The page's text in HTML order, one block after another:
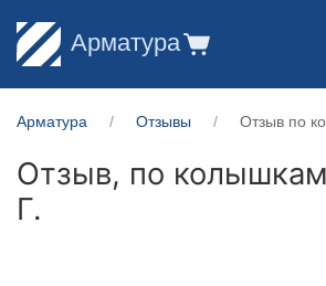
Арматура
Арматура Отзывы Отзыв по
Отзыв, по
Г.